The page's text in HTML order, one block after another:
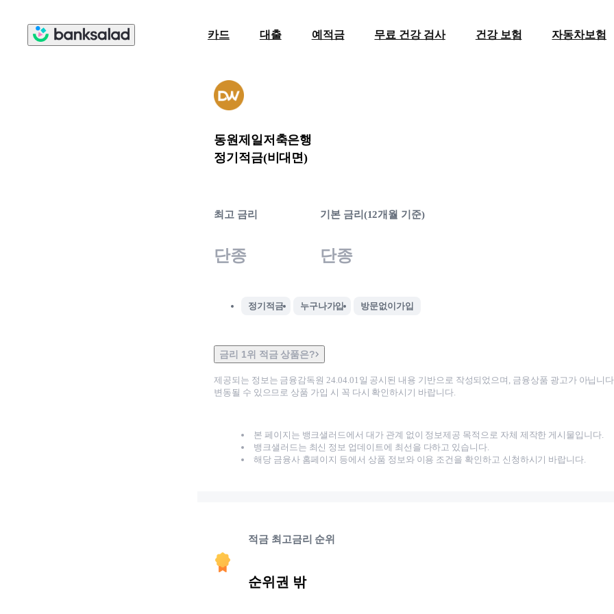
카드 대출 예적금 무료 건강 검사 건강 보험 자동차보험
동원제일저축은행
정기적금(비대면)
최고 금리
단종
기본 금리(12개월 기준)
단종
정기적금 누구나가입 방문없이가입
금리 1위 적금 상품은?
제공되는 정보는 금융감독원24.04.01일 공시된 내용 기반으로 작성되었으며, 금융상품 광고가 아닙니
변동될 수 있으므로 상품 가입 시 꼭 다시 확인하시기 바랍니다.
본 페이지는 뱅크샐러드에서 대가 관계 없이 정보제공 목적으로 자체 제작한 게시물입니다.
뱅크샐러드는 최신 정보 업데이트에 최선을 다하고 있습니다.
해당 금융사 홈페이지 등에서 상품 정보와 이용 조건을 확인하고 신청하시기 바랍니다.
적금 최고금리 순위
순위권 밖